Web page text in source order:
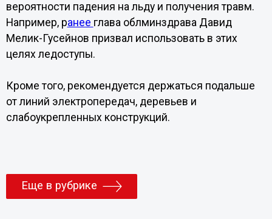
вероятности падения на льду и получения травм.
Например, ранее глава облминздрава Давид
Мелик-Гусейнов призвал использовать в этих
целях ледоступы.
Кроме того, рекомендуется держаться подальше
от линий электропередач, деревьев и
слабоукрепленных конструкций.
Еще в рубрике